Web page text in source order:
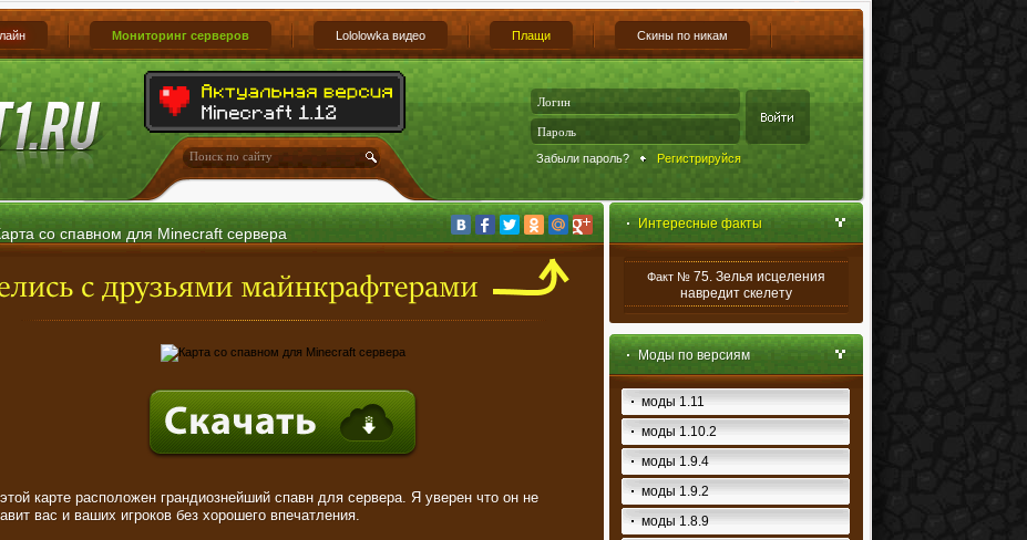
Мониторинг серверов Lololowka видео Плащи Скины по никам
Забыли пароль? Регистрируйся
Интересные факты
Факт № 75. Зелья исцеления
навредит скелету
Моды по версиям
моды 1.11
моды 1.10.2
моды 1.9.4
моды 1.9.2
моды 1.8.9
со спавном для Minecraft сервера
карте расположен грандиознейший спавн для сервера. Я уверен что он не
вас и ваших игроков без хорошего впечатления.